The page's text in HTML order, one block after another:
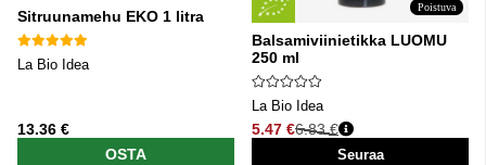
Sitruunamehu EKO 1 litra
La Bio Idea
13.36 €
OSTA
Poistuva
Balsamiviinietikka LUOMU
250 ml
La Bio Idea
5.47 €
Normaali hinta
6.83 €
Seuraa